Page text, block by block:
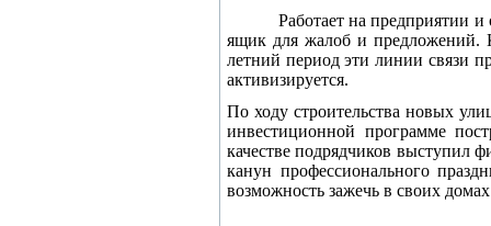
Работает на предприятии
ящик для жалоб и предложений.
летний период эти линии связи
активизируется.
По ходу строительства новых
инвестиционной программе
качестве подрядчиков выступил
канун профессионального
возможность зажечь в своих